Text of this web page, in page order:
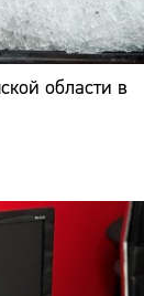
области в